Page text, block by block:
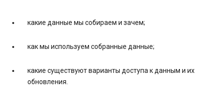
какие данные мы собираем и зачем;
как мы используем собранные данные;
какие существуют варианты доступа к данным и их
обновления.